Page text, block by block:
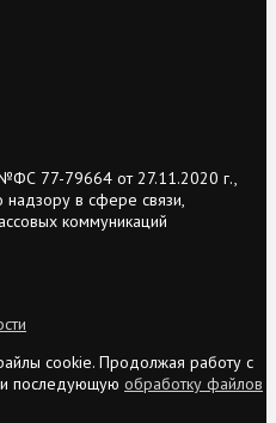
77-79664 от 27.11.2020 г.,
в сфере связи,
коммуникаций
cookie. Продолжая работу с
и последующую обработку файлов